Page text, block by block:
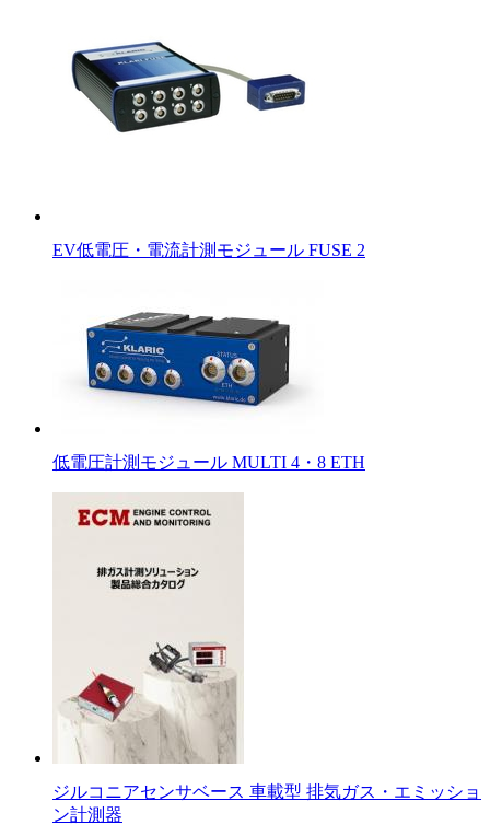
EV低電圧・電流計測モジュール FUSE 2
低電圧計測モジュール MULTI 4・8 ETH
ジルコニアセンサベース 車載型 排気ガス・エミッショ
ン計測器